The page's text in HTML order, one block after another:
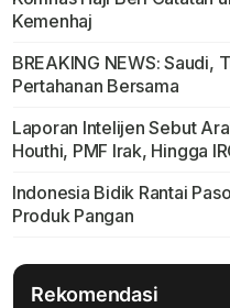
Kemenhaj
BREAKING NEWS: Saudi,
Pertahanan Bersama
Laporan Intelijen Sebut
Houthi, PMF Irak, Hingga
Indonesia Bidik Rantai
Produk Pangan
Rekomendasi